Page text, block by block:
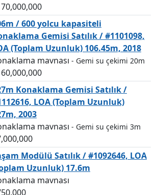
/ 600 yolcu kapasiteli
Gemisi Satılık / #1101098,
(Toplam Uzunluk) 106.45m, 2018
mavnası - Gemi su çekimi 20m
Konaklama Gemisi Satılık /
LOA (Toplam Uzunluk)
2003
mavnası - Gemi su çekimi 3m
Modülü Satılık / #1092646, LOA
Uzunluk) 17.6m
mavnası